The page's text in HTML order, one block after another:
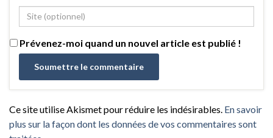
Prévenez-moi quand un nouvel article est publié !
Ce site utilise Akismet pour réduire les indésirables. En savoir
plus sur la façon dont les données de vos commentaires sont